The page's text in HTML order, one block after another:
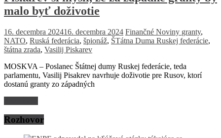
malo byť doživotie
16. decembra 202416. decembra 2024 Finančné Noviny granty,
NATO, Ruská federácia, špionáž, ŠTátna Duma Ruskej federácie,
štátna zrada, Vasilij Piskarev
MOSKVA – Poslanec Štátnej dumy Ruskej federácie, teda
parlamentu, Vasilij Pisakrev navrhuje doživotie pre Rusov, ktorí
dostanú granty zo západných
Rozhovor